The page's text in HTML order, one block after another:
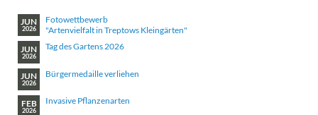
JUN
2026
Fotowettbewerb
"Artenvielfalt in Treptows Kleingärten"
JUN
2026
Tag des Gartens 2026
JUN
2026
Bürgermedaille verliehen
FEB
2026
Invasive Pflanzenarten